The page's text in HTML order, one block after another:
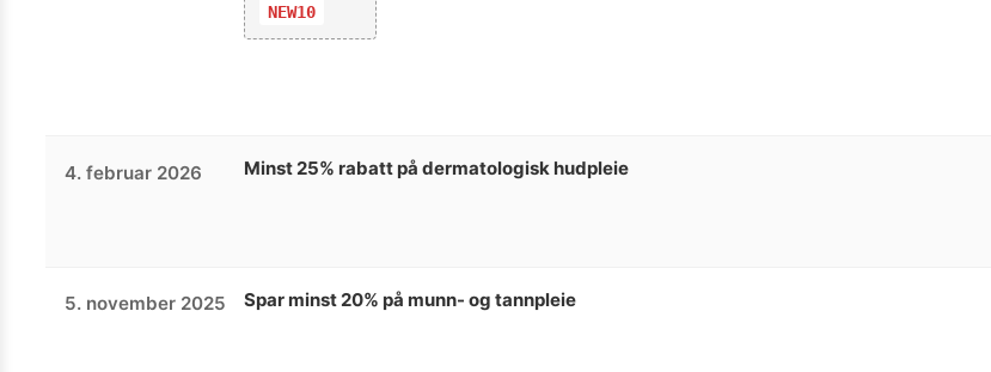
NEW10
4. februar 2026 Minst 25% rabatt på dermatologisk hudpleie
5. november 2025 Spar minst 20% på munn- og tannpleie